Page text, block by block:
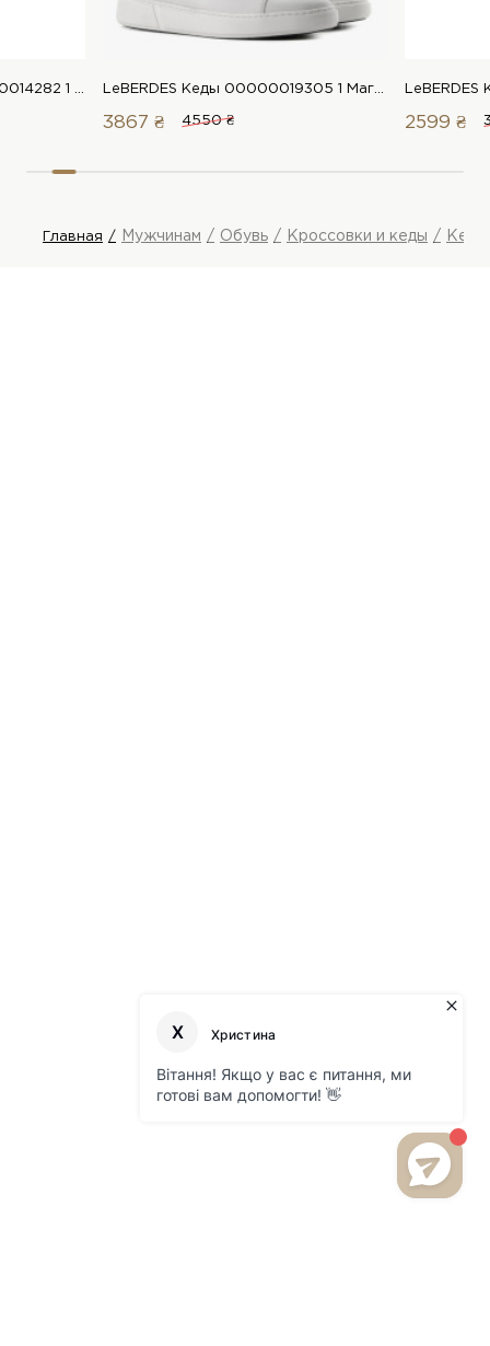
Arzoni Bazalini Кеды 00000014282 1 Магазин обуви “Favorite Shoes” LeBERDES Кеды 00000019305 1 Магазин обуви “Favorite Shoes”
3867 ₴ 4550 ₴ 2599 ₴
Главная Мужчинам Обувь Кроссовки и кеды Кеды